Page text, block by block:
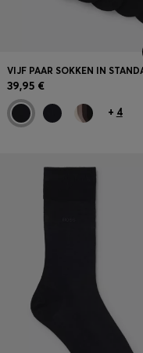
39,95 €
+ 4